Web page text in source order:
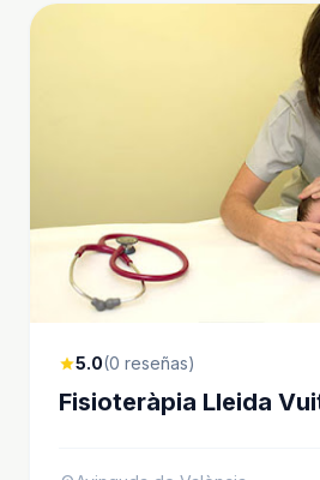
star5.0(0 reseñas)
Fisioteràpia Lleida